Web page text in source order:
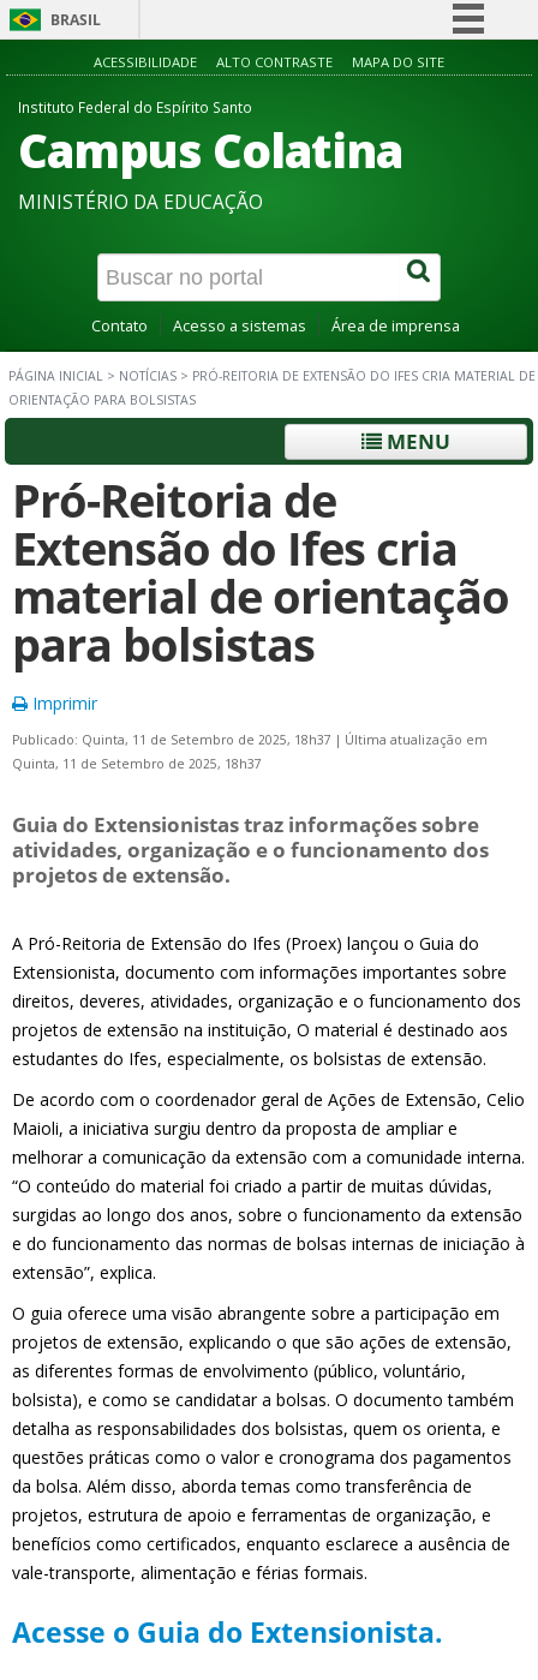
BRASIL
Simplifique!
Acesso à informação
Canais
ACESSIBILIDADE ALTO CONTRASTE MAPA DO SITE
Instituto Federal do Espírito Santo
Campus Colatina
MINISTÉRIO DA EDUCAÇÃO
Contato Acesso a sistemas Área de imprensa
PÁGINA INICIAL > NOTÍCIAS > PRÓ-REITORIA DE EXTENSÃO DO IFES CRIA MATERIAL DE
ORIENTAÇÃO PARA BOLSISTAS
MENU
Pró-Reitoria de
Extensão do Ifes cria
material de orientação
para bolsistas
Imprimir
Publicado: Quinta, 11 de Setembro de 2025, 18h37 | Última atualização em
Quinta, 11 de Setembro de 2025, 18h37
Guia do Extensionistas traz informações sobre
atividades, organização e o funcionamento dos
projetos de extensão.
A Pró-Reitoria de Extensão do Ifes (Proex) lançou o Guia do
Extensionista, documento com informações importantes sobre
direitos, deveres, atividades, organização e o funcionamento dos
projetos de extensão na instituição, O material é destinado aos
estudantes do Ifes, especialmente, os bolsistas de extensão.
De acordo com o coordenador geral de Ações de Extensão, Celio
Maioli, a iniciativa surgiu dentro da proposta de ampliar e
melhorar a comunicação da extensão com a comunidade interna.
“O conteúdo do material foi criado a partir de muitas dúvidas,
surgidas ao longo dos anos, sobre o funcionamento da extensão
e do funcionamento das normas de bolsas internas de iniciação à
extensão”, explica.
O guia oferece uma visão abrangente sobre a participação em
projetos de extensão, explicando o que são ações de extensão,
as diferentes formas de envolvimento (público, voluntário,
bolsista), e como se candidatar a bolsas. O documento também
detalha as responsabilidades dos bolsistas, quem os orienta, e
questões práticas como o valor e cronograma dos pagamentos
da bolsa. Além disso, aborda temas como transferência de
projetos, estrutura de apoio e ferramentas de organização, e
benefícios como certificados, enquanto esclarece a ausência de
vale-transporte, alimentação e férias formais.
Acesse o Guia do Extensionista.